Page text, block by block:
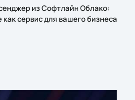
из Софтлайн Облако:
сервис для вашего бизнеса